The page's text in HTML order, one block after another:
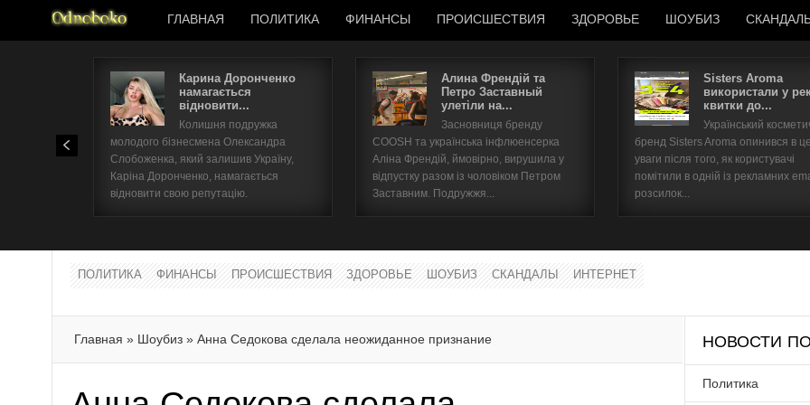
ГЛАВНАЯ ПОЛИТИКА ФИНАНСЫ ПРОИСШЕСТВИЯ ЗДОРОВЬЕ ШОУБИЗ
Карина Доронченко
намагається
відновити...
Колишня подружка
молодого бізнесмена Олександра
Слобоженка, який залишив Україну,
Каріна Доронченко, намагається
відновити свою репутацію.
Алина Френдій та
Петро Заставный
улетіли на...
Засновниця бренду
COOSH та українська інфлюенсерка
Аліна Френдій, ймовірно, вирушила у
відпустку разом із чоловіком Петром
Заставним. Подружжя...
Sisters Aroma
використали у
квитки до...
Український
бренд Sisters Aroma опинився в
уваги після того, як користувачі
помітили в одній із рекламних
розсилок...
ПОЛИТИКА ФИНАНСЫ ПРОИСШЕСТВИЯ ЗДОРОВЬЕ ШОУБИЗ СКАНДАЛЫ ИНТЕРНЕТ
Главная » Шоубиз » Анна Седокова сделала неожиданное признание НОВОСТИ
Политика
Имя пользователя
Забыли имя пользователя?